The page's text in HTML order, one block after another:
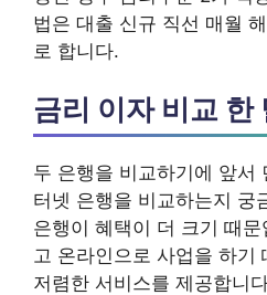
법은 대출 신규 직선 매월
로 합니다.
금리 이자 비교 한
두 은행을 비교하기에 앞서
터넷 은행을 비교하는지 궁
은행이 혜택이 더 크기 때
고 온라인으로 사업을 하기
저렴한 서비스를 제공합니